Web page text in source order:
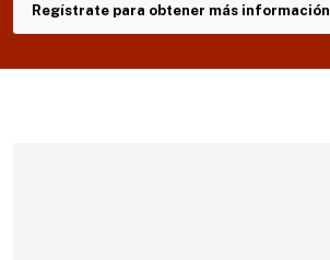
Regístrate para obtener más información